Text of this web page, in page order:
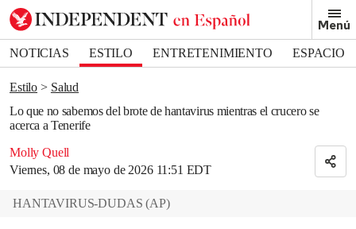
Menú
NOTICIAS ESTILO ENTRETENIMIENTO
ESPACIO
DEPORTES
Estilo
Salud
Lo que no sabemos del brote de hantavirus mientras el crucero se
acerca a Tenerife
Molly Quell
Viernes, 08 de mayo de 2026 11:51 EDT
Bookmark popover
Removed from bookmarks
Close popover
HANTAVIRUS-DUDAS (AP)